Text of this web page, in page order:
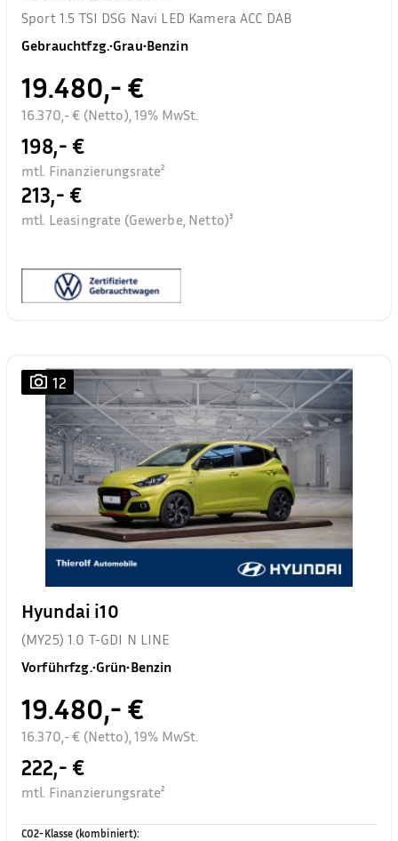
Sport 1.5 TSI DSG Navi LED Kamera ACC DAB
Gebrauchtfzg.•Grau•Benzin
19.480,- €
16.370,- € (Netto), 19% MwSt.
198,- €
mtl. Finanzierungsrate²
213,- €
mtl. Leasingrate (Gewerbe, Netto)³
12
Hyundai i10
(MY25) 1.0 T-GDI N LINE
Vorführfzg.•Grün•Benzin
19.480,- €
16.370,- € (Netto), 19% MwSt.
222,- €
mtl. Finanzierungsrate²
CO2-Klasse (kombiniert):